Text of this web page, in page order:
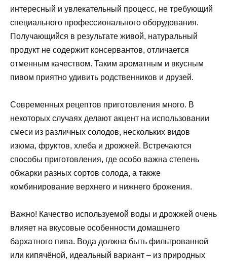
интересный и увлекательный процесс, не требующий
специального профессионального оборудования.
Получающийся в результате живой, натуральный
продукт не содержит консервантов, отличается
отменным качеством. Таким ароматным и вкусным
пивом приятно удивить родственников и друзей.
Современных рецептов приготовления много. В
некоторых случаях делают акцент на использовании
смеси из различных солодов, нескольких видов
изюма, фруктов, хлеба и дрожжей. Встречаются
способы приготовления, где особо важна степень
обжарки разных сортов солода, а также
комбинирование верхнего и нижнего брожения.
Важно! Качество используемой воды и дрожжей очень
влияет на вкусовые особенности домашнего
бархатного пива. Вода должна быть фильтрованной
или кипячёной, идеальный вариант – из природных